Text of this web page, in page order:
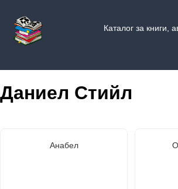
Каталог за книги,
Даниел Стийл
Анабел